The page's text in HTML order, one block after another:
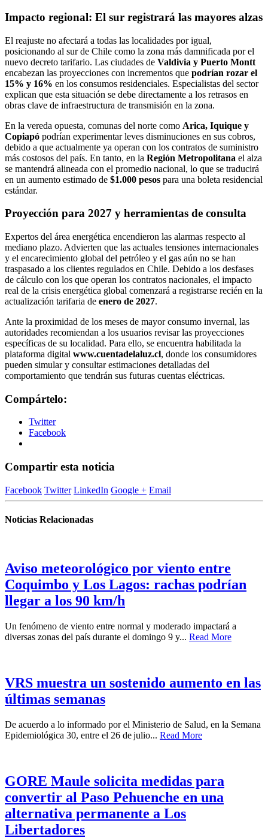
Impacto regional: El sur registrará las mayores alzas
El reajuste no afectará a todas las localidades por igual,
posicionando al sur de Chile como la zona más damnificada por el
nuevo decreto tarifario. Las ciudades de Valdivia y Puerto Montt
encabezan las proyecciones con incrementos que podrían rozar el
15% y 16% en los consumos residenciales. Especialistas del sector
explican que esta situación se debe directamente a los retrasos en
obras clave de infraestructura de transmisión en la zona.
En la vereda opuesta, comunas del norte como Arica, Iquique y
Copiapó podrían experimentar leves disminuciones en sus cobros,
debido a que actualmente ya operan con los contratos de suministro
más costosos del país. En tanto, en la Región Metropolitana el alza
se mantendrá alineada con el promedio nacional, lo que se traducirá
en un aumento estimado de $1.000 pesos para una boleta residencial
estándar.
Proyección para 2027 y herramientas de consulta
Expertos del área energética encendieron las alarmas respecto al
mediano plazo. Advierten que las actuales tensiones internacionales
y el encarecimiento global del petróleo y el gas aún no se han
traspasado a los clientes regulados en Chile. Debido a los desfases
de cálculo con los que operan los contratos nacionales, el impacto
real de la crisis energética global comenzará a registrarse recién en la
actualización tarifaria de enero de 2027.
Ante la proximidad de los meses de mayor consumo invernal, las
autoridades recomiendan a los usuarios revisar las proyecciones
específicas de su localidad. Para ello, se encuentra habilitada la
plataforma digital www.cuentadelaluz.cl, donde los consumidores
pueden simular y consultar estimaciones detalladas del
comportamiento que tendrán sus futuras cuentas eléctricas.
Compártelo:
Twitter
Facebook
Compartir esta noticia
Facebook Twitter LinkedIn Google + Email
Noticias Relacionadas
Aviso meteorológico por viento entre
Coquimbo y Los Lagos: rachas podrían
llegar a los 90 km/h
Un fenómeno de viento entre normal y moderado impactará a
diversas zonas del país durante el domingo 9 y... Read More
VRS muestra un sostenido aumento en las
últimas semanas
De acuerdo a lo informado por el Ministerio de Salud, en la Semana
Epidemiológica 30, entre el 26 de julio... Read More
GORE Maule solicita medidas para
convertir al Paso Pehuenche en una
alternativa permanente a Los
Libertadores